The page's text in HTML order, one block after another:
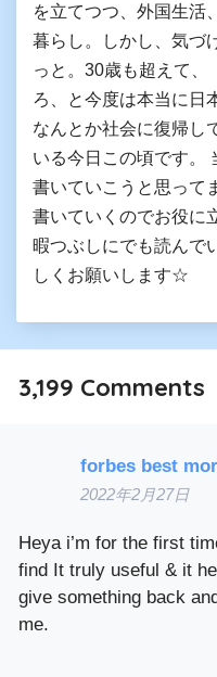
を立てつつ、外国生活
暮らし。しかし、気づ
っと。30歳も超えて、
ろ、と今度は本当に日
なんとか社会に復帰し
いる今日この頃です。
書いていこうと思って
書いていくのでお役に
暇つぶしにでも読んで
しくお願いします☆
3,199 Comments
forbes best
2022年2月27日
Heya i’m for the first
find It truly useful & it
give something back
me.